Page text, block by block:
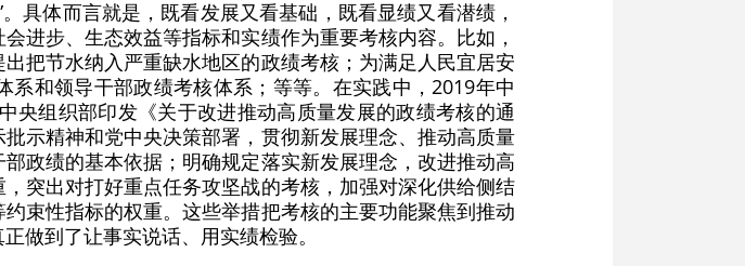
具体而言就是，既看发展又看基础，既看显绩又看潜绩，
进步、生态效益等指标和实绩作为重要考核内容。比如，
把节水纳入严重缺水地区的政绩考核；为满足人民宜居安
和领导干部政绩考核体系；等等。在实践中，2019年中
央组织部印发《关于改进推动高质量发展的政绩考核的通
示精神和党中央决策部署，贯彻新发展理念、推动高质量
政绩的基本依据；明确规定落实新发展理念，改进推动高
突出对打好重点任务攻坚战的考核，加强对深化供给侧结
束性指标的权重。这些举措把考核的主要功能聚焦到推动
做到了让事实说话、用实绩检验。